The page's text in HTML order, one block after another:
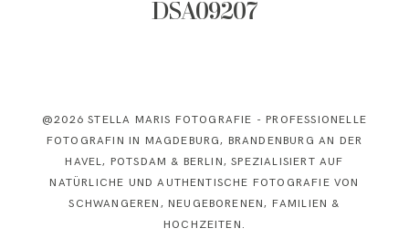
DSA09207
@2026 STELLA MARIS FOTOGRAFIE - PROFESSIONELLE
FOTOGRAFIN IN MAGDEBURG, BRANDENBURG AN DER
HAVEL, POTSDAM & BERLIN, SPEZIALISIERT AUF
NATÜRLICHE UND AUTHENTISCHE FOTOGRAFIE VON
SCHWANGEREN, NEUGEBORENEN, FAMILIEN &
HOCHZEITEN.